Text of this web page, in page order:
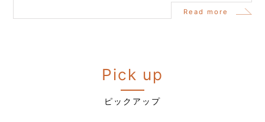
Read more
Pick up
ピックアップ